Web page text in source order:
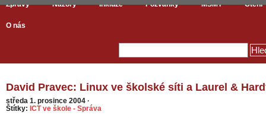
Zprávy Názory Inkluze Pozvánky MŠMT Čtení
O nás
David Pravec: Linux ve školské síti a Laurel &
středa 1. prosince 2004 ·
Štítky: ICT ve škole - Správa